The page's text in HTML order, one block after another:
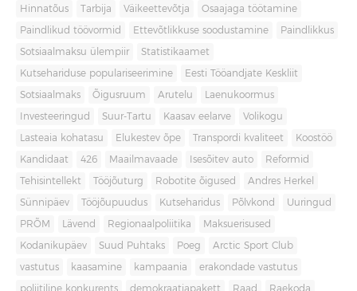
Hinnatõus Tarbija Väikeettevõtja Osaajaga töötamine
Paindlikud töövormid Ettevõtlikkuse soodustamine Paindlikkus
Sotsiaalmaksu ülempiir Statistikaamet
Kutsehariduse populariseerimine Eesti Tööandjate Keskliit
Sotsiaalmaks Õigusruum Arutelu Laenukoormus
Investeeringud Suur-Tartu Kaasav eelarve Volikogu
Lasteaia kohatasu Elukestev õpe Transpordi kvaliteet Koostöö
Kandidaat 426 Maailmavaade Isesõitev auto Reformid
Tehisintellekt Tööjõuturg Robotite õigused Andres Herkel
Sünnipäev Tööjõupuudus Kutseharidus Põlvkond Uuringud
PRÕM Lävend Regionaalpoliitika Maksuerisused
Kodanikupäev Suud Puhtaks Poeg Arctic Sport Club
vastutus kaasamine kampaania erakondade vastutus
poliitiline konkurents demokraatiapakett Raad Raekoda